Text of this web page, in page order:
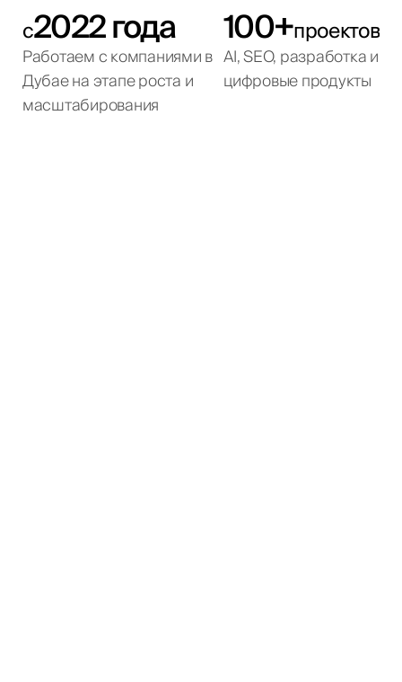
с2022 года
Работаем с компаниями в
Дубае на этапе роста и
масштабирования
100+проектов
AI, SEO, разработка и
цифровые продукты